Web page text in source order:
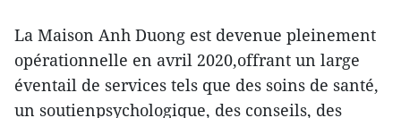
La Maison Anh Duong est devenue pleinement
opérationnelle en avril 2020,offrant un large
éventail de services tels que des soins de santé,
un soutienpsychologique, des conseils, des